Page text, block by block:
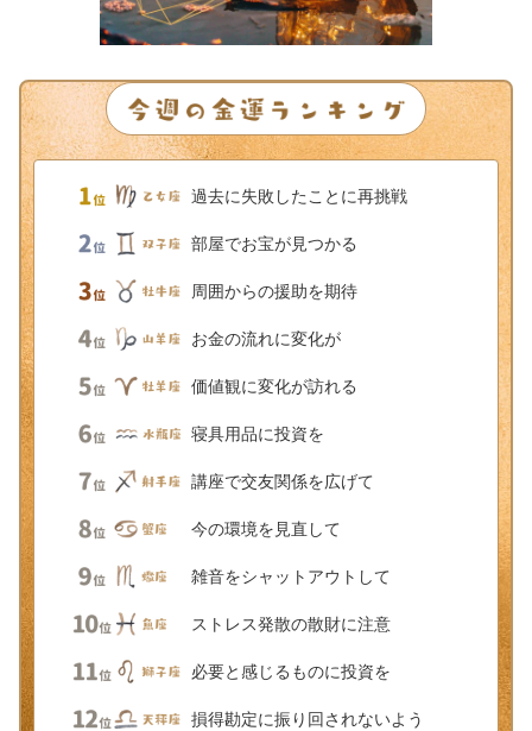
過去に失敗したことに再挑戦
部屋でお宝が見つかる
周囲からの援助を期待
お金の流れに変化が
価値観に変化が訪れる
寝具用品に投資を
講座で交友関係を広げて
今の環境を見直して
雑音をシャットアウトして
ストレス発散の散財に注意
必要と感じるものに投資を
損得勘定に振り回されないよう